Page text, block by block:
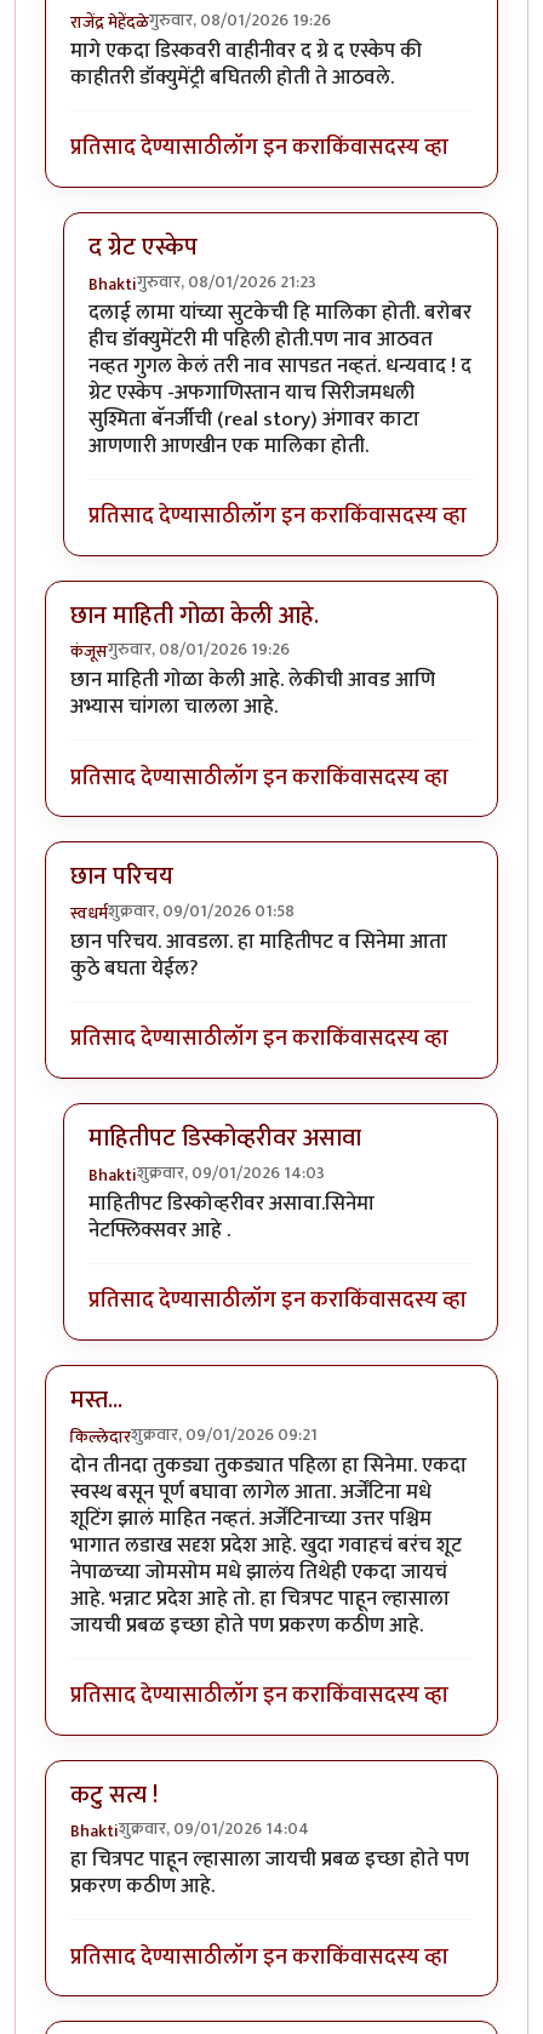
राजेंद्र मेहेंदळेगुरुवार, 08/01/2026 19:26
मागे एकदा डिस्कवरी वाहीनीवर द ग्रे द एस्केप की
काहीतरी डॉक्युमेंट्री बघितली होती ते आठवले.
प्रतिसाद देण्यासाठीलॉग इन कराकिंवासदस्य व्हा
द ग्रेट एस्केप
Bhaktiगुरुवार, 08/01/2026 21:23
In reply toमस्त परीचय!!byराजेंद्र मेहेंदळे
दलाई लामा यांच्या सुटकेची हि मालिका होती. बरोबर
हीच डॉक्युमेंटरी मी पहिली होती.पण नाव आठवत
नव्हत गुगल केलं तरी नाव सापडत नव्हतं. धन्यवाद ! द
ग्रेट एस्केप -अफगाणिस्तान याच सिरीजमधली
सुश्मिता बॅनर्जीची (real story) अंगावर काटा
आणणारी आणखीन एक मालिका होती.
प्रतिसाद देण्यासाठीलॉग इन कराकिंवासदस्य व्हा
छान माहिती गोळा केली आहे.
कंजूसगुरुवार, 08/01/2026 19:26
छान माहिती गोळा केली आहे. लेकीची आवड आणि
अभ्यास चांगला चालला आहे.
प्रतिसाद देण्यासाठीलॉग इन कराकिंवासदस्य व्हा
छान परिचय
स्वधर्मशुक्रवार, 09/01/2026 01:58
छान परिचय. आवडला. हा माहितीपट व सिनेमा आता
कुठे बघता येईल?
प्रतिसाद देण्यासाठीलॉग इन कराकिंवासदस्य व्हा
माहितीपट डिस्कोव्हरीवर असावा
Bhaktiशुक्रवार, 09/01/2026 14:03
In reply toछान परिचयbyस्वधर्म
माहितीपट डिस्कोव्हरीवर असावा.सिनेमा
नेटफ्लिक्सवर आहे .
प्रतिसाद देण्यासाठीलॉग इन कराकिंवासदस्य व्हा
मस्त...
किल्लेदारशुक्रवार, 09/01/2026 09:21
दोन तीनदा तुकड्या तुकड्यात पहिला हा सिनेमा. एकदा
स्वस्थ बसून पूर्ण बघावा लागेल आता. अर्जेंटिना मधे
शूटिंग झालं माहित नव्हतं. अर्जेंटिनाच्या उत्तर पश्चिम
भागात लडाख सदृश प्रदेश आहे. खुदा गवाहचं बरंच शूट
नेपाळच्या जोमसोम मधे झालंय तिथेही एकदा जायचं
आहे. भन्नाट प्रदेश आहे तो. हा चित्रपट पाहून ल्हासाला
जायची प्रबळ इच्छा होते पण प्रकरण कठीण आहे.
प्रतिसाद देण्यासाठीलॉग इन कराकिंवासदस्य व्हा
कटु सत्य !
Bhaktiशुक्रवार, 09/01/2026 14:04
हा चित्रपट पाहून ल्हासाला जायची प्रबळ इच्छा होते पण
प्रकरण कठीण आहे.
प्रतिसाद देण्यासाठीलॉग इन कराकिंवासदस्य व्हा